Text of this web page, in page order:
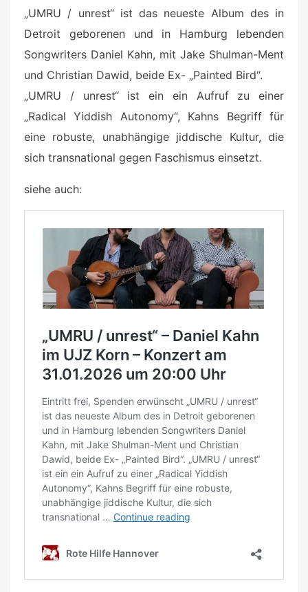
„UMRU / unrest“ ist das neueste Album des in
Detroit geborenen und in Hamburg lebenden
Songwriters Daniel Kahn, mit Jake Shulman-Ment
und Christian Dawid, beide Ex- „Painted Bird“.
„UMRU / unrest“ ist ein ein Aufruf zu einer
„Radical Yiddish Autonomy“, Kahns Begriff für
eine robuste, unabhängige jiddische Kultur, die
sich transnational gegen Faschismus einsetzt.
siehe auch: